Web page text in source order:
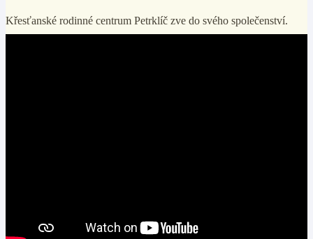
Křesťanské rodinné centrum Petrklíč zve do svého společenství.